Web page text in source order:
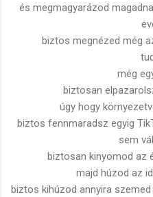
és megmagyarázod
biztos megnézed még
még
biztosan
úgy hogy
biztos fennmaradsz egyig
sem
biztosan kinyomod az
majd húzod az
biztos kihúzod annyira